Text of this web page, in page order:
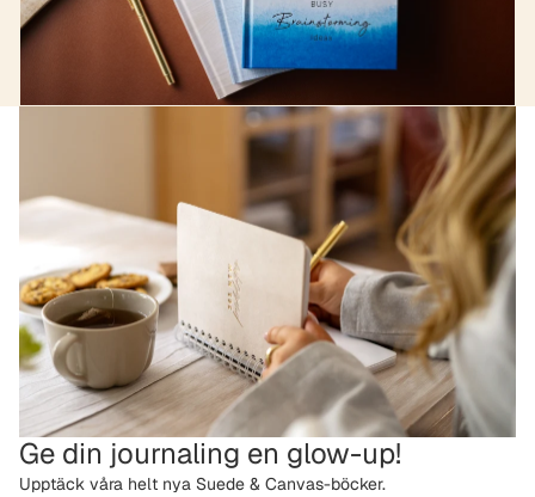
Bokkalender -
Premiumkänsla i varje
sida
Skapa allt från personliga kalendrar och
anteckningsböcker till olika gästböcker för livets stora
ögonblick. Designa något som känns lika unik som
innehållet den bär.
DESIGNA NU
Ge din journaling en glow-up!
Upptäck våra helt nya Suede & Canvas-böcker.